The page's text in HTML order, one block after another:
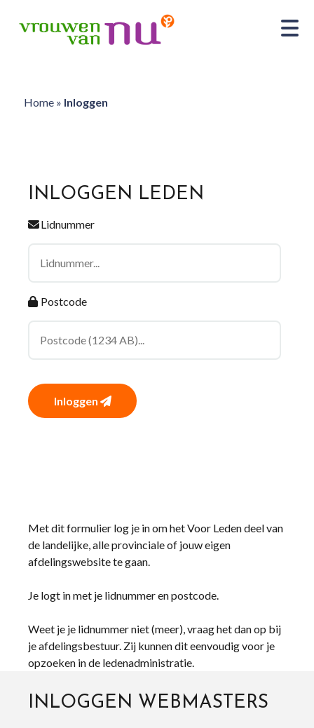
Home» Inloggen
INLOGGEN LEDEN
Lidnummer
Postcode
Inloggen
Met dit formulier log je in om het Voor Leden deel van
de landelijke, alle provinciale of jouw eigen
afdelingswebsite te gaan.
Je logt in met je lidnummer en postcode.
Weet je je lidnummer niet (meer), vraag het dan op bij
je afdelingsbestuur. Zij kunnen dit eenvoudig voor je
opzoeken in de ledenadministratie.
INLOGGEN WEBMASTERS